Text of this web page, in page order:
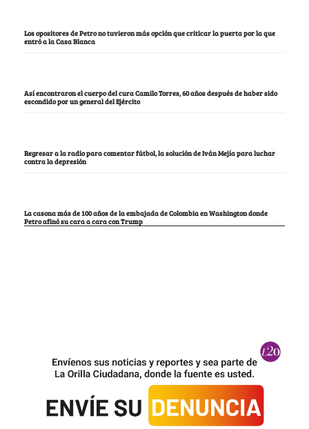
Los opositores de Petro no tuvieron más opción que criticar la puerta por la que
entró a la Casa Blanca
Así encontraron el cuerpo del cura Camilo Torres, 60 años después de haber sido
escondido por un general del Ejército
Regresar a la radio para comentar fútbol, la solución de Iván Mejía para luchar
contra la depresión
La casona más de 100 años de la embajada de Colombia en Washington donde
Petro afinó su cara a cara con Trump